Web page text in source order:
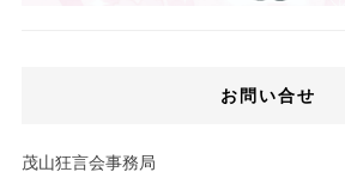
お問い合せ
茂山狂言会事務局